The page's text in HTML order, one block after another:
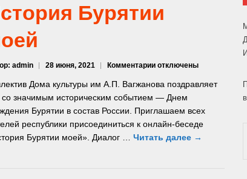
Бурятии
admin 28 июня, 2021 Комментариик
История
Бурятии
моей
отключены
Дома культуры им А.П. Вагжанова поздравляет
со значимым историческим событием — Днем
Бурятии в состав России. Приглашаем всех
республики присоединиться к онлайн-беседе
Бурятии моей». Диалог … Читать далее →